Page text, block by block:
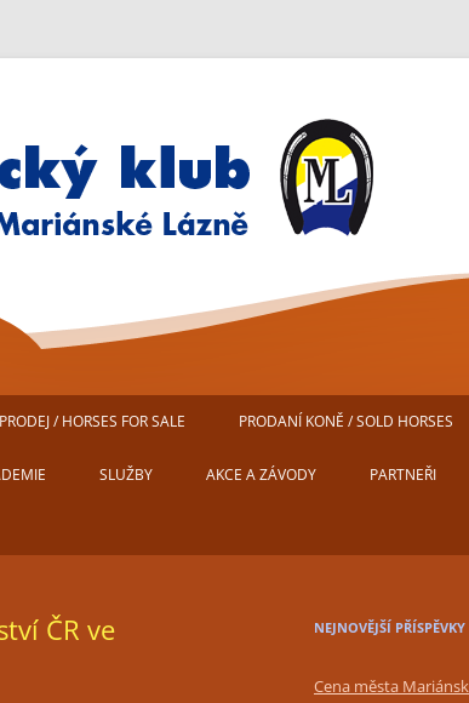
Mariánské Lázně
/ HORSES FOR SALE PRODANÍ KONĚ / SOLD HORSES
SLUŽBY
TRÉNINKY
AKCE A ZÁVODY PARTNEŘI
ČR ve
NEJNOVĚJŠÍ PŘÍSPĚVKY
Cena města